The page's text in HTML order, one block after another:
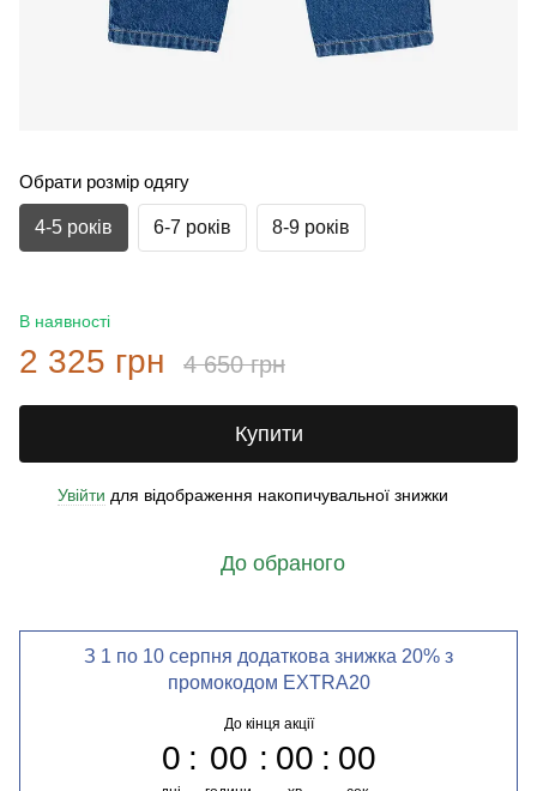
Обрати розмір одягу
4-5 років 6-7 років 8-9 років
В наявності
2 325 грн 4 650 грн
Купити
Увійти для відображення накопичувальної знижки
До обраного
З 1 по 10 серпня додаткова знижка 20% з
промокодом EXTRA20
До кінця акції
0 00 00 00